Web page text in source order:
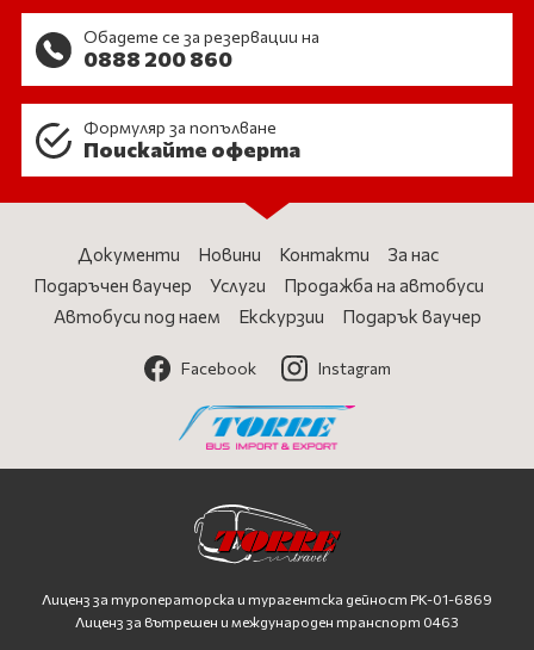
Обадете се за резервации на
0888 200 860
Формуляр за попълване
Поискайте оферта
Документи Новини Контакти
За нас
Подаръчен ваучер
Услуги
Продажба на автобуси
Автобуси под наем
Екскурзии Подарък ваучер
Facebook Instagram
Лиценз за туроператорска и турагентска дейност PK-01-6869
Лиценз за вътрешен и международен транспорт 0463